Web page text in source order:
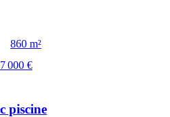
860 m²
000 €
piscine